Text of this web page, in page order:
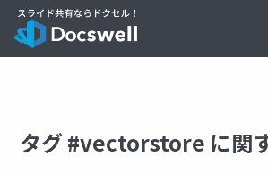
タグ #vectorstore に関